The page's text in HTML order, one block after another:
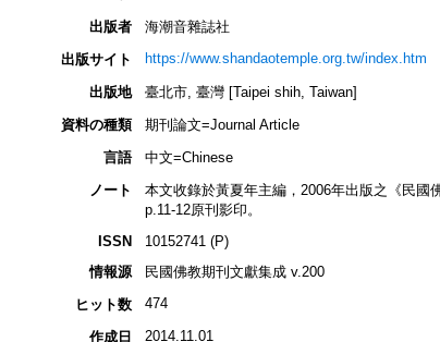
出版者
海潮音雜誌社
出版サイト
https://www.shandaotemple.org.tw/index.htm
出版地
臺北市, 臺灣 [Taipei shih, Taiwan]
資料の種類
期刊論文=Journal Article
言語
中文=Chinese
ノート
本文收錄於黃夏年主編，2006年出版之《民國
p.11-12原刊影印。
ISSN
10152741 (P)
情報源
民國佛教期刊文獻集成 v.200
ヒット数
474
作成日 2014.11.01